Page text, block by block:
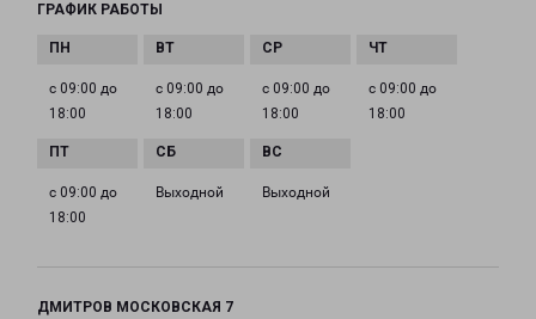
ГРАФИК РАБОТЫ
с 09:00 до
18:00
с 09:00 до
18:00
с 09:00 до
18:00
с 09:00 до
18:00
с 09:00 до
18:00
Выходной Выходной
ДМИТРОВ МОСКОВСКАЯ 7